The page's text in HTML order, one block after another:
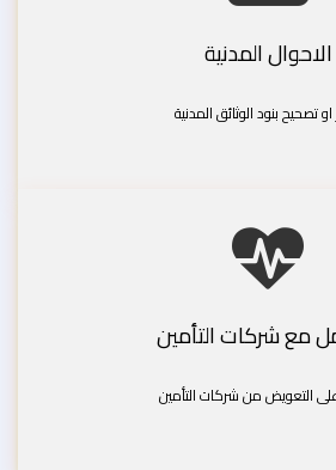
الاحوال المدنية
او تصحيح بنود الوثائق المدنية
مع شركات التأمين
التعويض من شركات التأمين